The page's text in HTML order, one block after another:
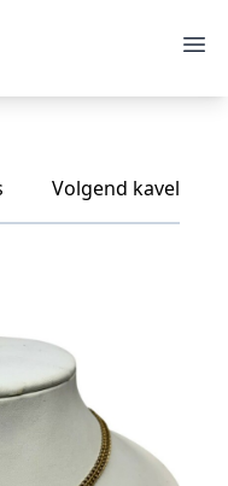
Volgend kavel